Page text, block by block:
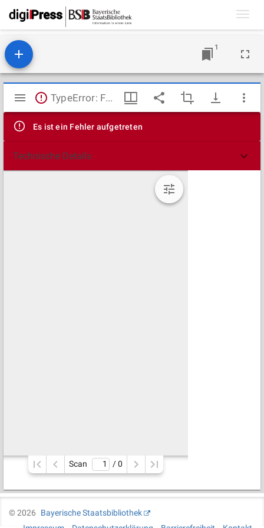
1
Mirador
Viewer
TypeError: Failed to fetch
Es ist ein Fehler aufgetreten
Technische Details
Scan / 0
©2026
Bayerische Staatsbibliothek